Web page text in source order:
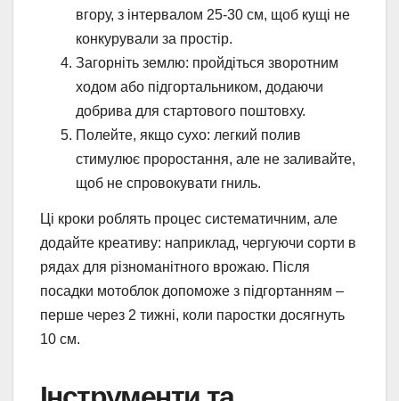
вгору, з інтервалом 25-30 см, щоб кущі не
конкурували за простір.
Загорніть землю: пройдіться зворотним
ходом або підгортальником, додаючи
добрива для стартового поштовху.
Полейте, якщо сухо: легкий полив
стимулює проростання, але не заливайте,
щоб не спровокувати гниль.
Ці кроки роблять процес систематичним, але
додайте креативу: наприклад, чергуючи сорти в
рядах для різноманітного врожаю. Після
посадки мотоблок допоможе з підгортанням –
перше через 2 тижні, коли паростки досягнуть
10 см.